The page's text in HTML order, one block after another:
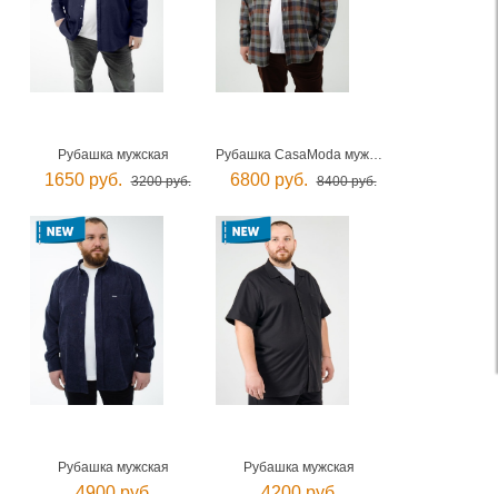
Рубашка мужская
1650 руб. 3200 руб.
Рубашка CasaModa мужская
6800 руб. 8400 руб.
Рубашка мужская Рубашка мужская